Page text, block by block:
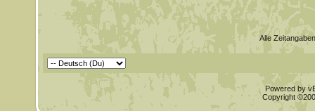
Alle
Powered by
Copyright